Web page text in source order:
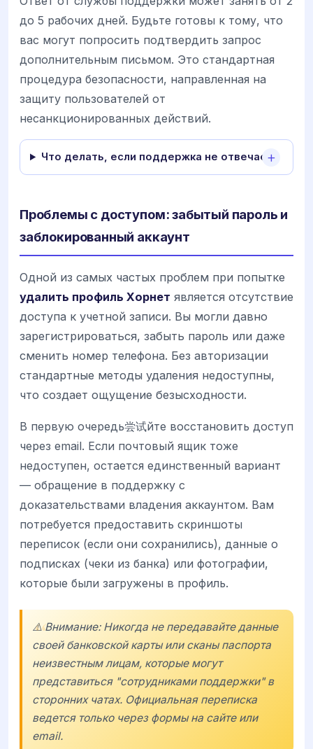
до 5 рабочих дней. Будьте готовы к тому, что
вас могут попросить подтвердить запрос
дополнительным письмом. Это стандартная
процедура безопасности, направленная на
защиту пользователей от
несанкционированных действий.
Что делать, если поддержка не отвечает?
Проблемы с доступом: забытый пароль и
заблокированный аккаунт
Одной из самых частых проблем при попытке
удалить профиль Хорнет является отсутствие
доступа к учетной записи. Вы могли давно
зарегистрироваться, забыть пароль или даже
сменить номер телефона. Без авторизации
стандартные методы удаления недоступны,
что создает ощущение безысходности.
В первую очередь尝试йте восстановить доступ
через email. Если почтовый ящик тоже
недоступен, остается единственный вариант
— обращение в поддержку с
доказательствами владения аккаунтом. Вам
потребуется предоставить скриншоты
переписок (если они сохранились), данные о
подписках (чеки из банка) или фотографии,
которые были загружены в профиль.
⚠️ Внимание: Никогда не передавайте данные
своей банковской карты или сканы паспорта
неизвестным лицам, которые могут
представиться "сотрудниками поддержки" в
сторонних чатах. Официальная переписка
ведется только через формы на сайте или
email.